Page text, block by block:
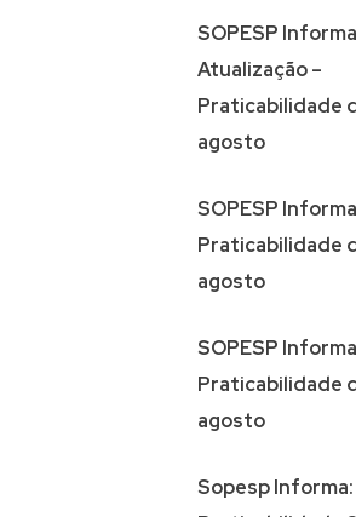
SOPESP
Atualização –
Praticabilidade
agosto
SOPESP
Praticabilidade
agosto
SOPESP
Praticabilidade
agosto
Sopesp Informa: